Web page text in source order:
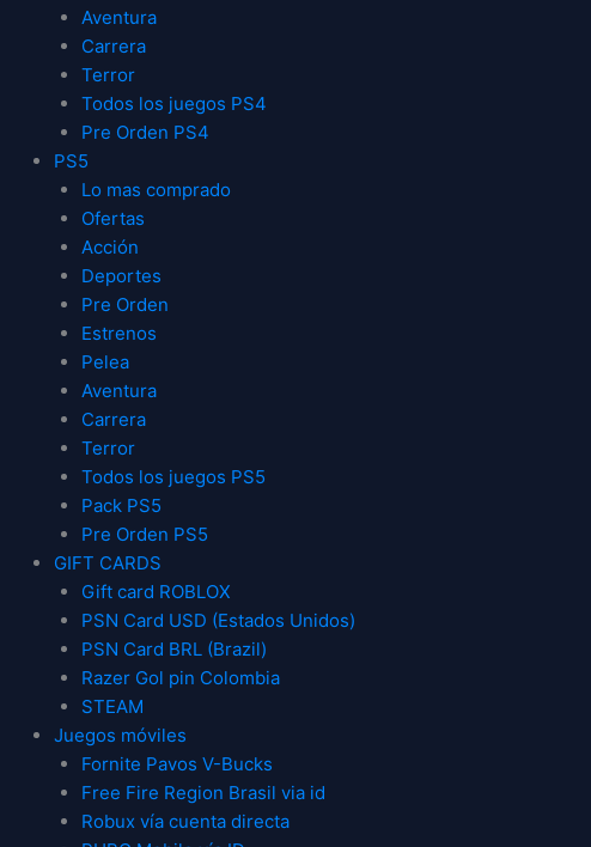
Aventura
Carrera
Terror
Todos los juegos PS4
Pre Orden PS4
PS5
Lo mas comprado
Ofertas
Acción
Deportes
Pre Orden
Estrenos
Pelea
Aventura
Carrera
Terror
Todos los juegos PS5
Pack PS5
Pre Orden PS5
GIFT CARDS
Gift card ROBLOX
PSN Card USD (Estados Unidos)
PSN Card BRL (Brazil)
Razer Gol pin Colombia
STEAM
Juegos móviles
Fornite Pavos V-Bucks
Free Fire Region Brasil via id
Robux vía cuenta directa